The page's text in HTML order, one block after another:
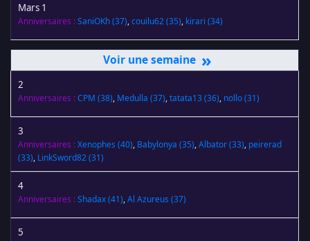
Mars 1
Anniversaires :SaniOKh(37),couilu62(35), kirari (34)
»
2
Anniversaires :CPM (38), Medulla (37),tatata13(36), nollo(31)
3
Anniversaires :Xenophes (40), Babylonya (35),Albator(33), peirerad
(33), LinkSword82(31)
4
Anniversaires :Shadax(41),Al Azureus (37)
5